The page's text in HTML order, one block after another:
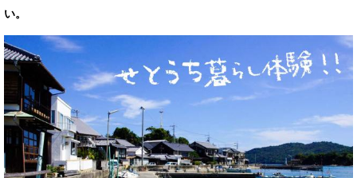
い。